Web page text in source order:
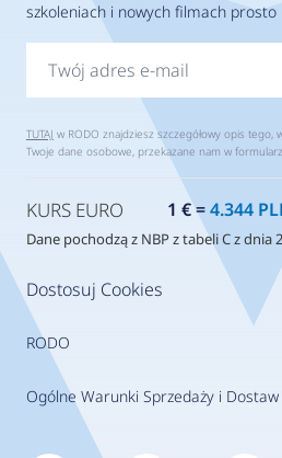
Dostosuj Cookies
RODO
Ogólne Warunki Sprzedaży i Dostaw
szkoleniach i nowych filmach prosto
TUTAJ w RODO znajdziesz szczegółowy opis
Twoje dane osobowe, przekazane nam w
KURS EURO 1 € =4.344
Dane pochodzą z NBP z tabeli C z dnia